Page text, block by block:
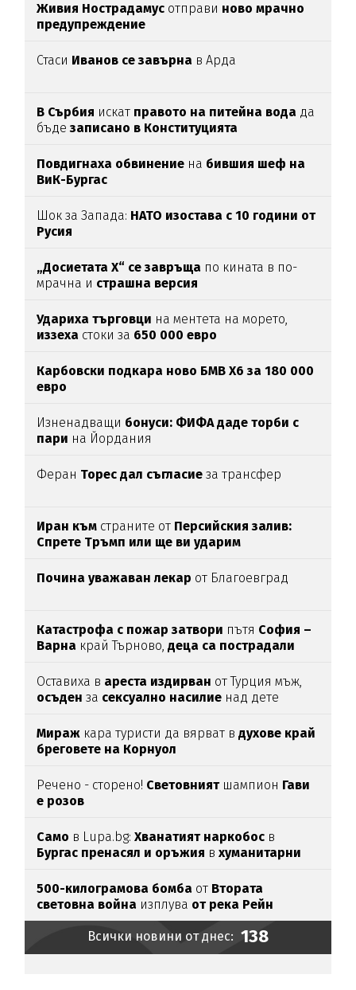
Живия Нострадамус отправи ново мрачно
предупреждение
Стаси Иванов се завърна в Арда
В Сърбия искат правото на питейна вода да
бъде записано в Конституцията
Повдигнаха обвинение на бившия шеф на
ВиК-Бургас
Шок за Запада: НАТО изостава с 10 години от
Русия
„Досиетата Х“ се завръща по кината в по-
мрачна и страшна версия
Удариха търговци на ментета на морето,
иззеха стоки за 650 000 евро
Карбовски подкара ново БМВ Х6 за 180 000
евро
Изненадващи бонуси: ФИФА даде торби с
пари на Йордания
Феран Торес дал съгласиеза трансфер
Иран към страните от Персийския залив:
Спрете Тръмп или ще ви ударим
Почина уважаван лекар от Благоевград
Катастрофа с пожар затвори пътя София –
Варна край Търново,деца са пострадали
Оставиха в ареста издирван от Турция мъж,
осъден за сексуално насилие над дете
Мираж кара туристи да вярват вдухове край
бреговете на Корнуол
Речено - сторено! Световният шампион Гави
е розов
Само в Lupa.bg:Хванатият наркобос в
Бургас пренасял и оръжия вхуманитарни
500-килограмова бомба от Втората
световна война изплува от река Рейн
Всички новини от днес: 138